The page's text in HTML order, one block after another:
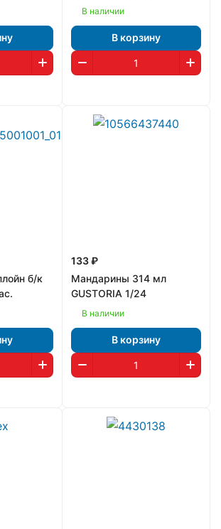
В наличии
В корзину
б/к
133 ₽
Мандарины 314 мл
GUSTORIA 1/24
В наличии
В корзину